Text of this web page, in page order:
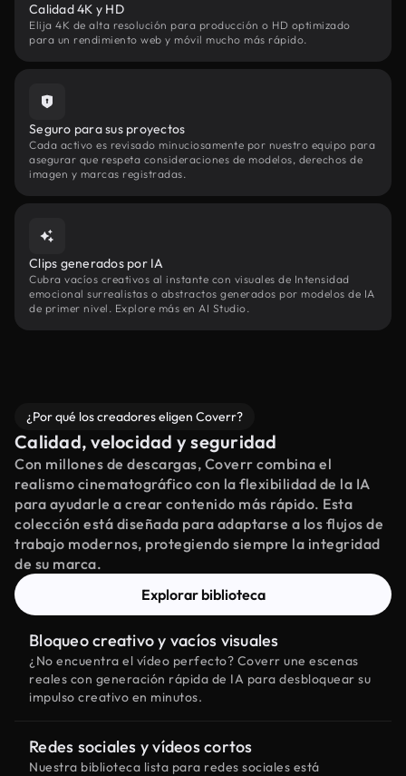
Calidad 4K y HD
Elija 4K de alta resolución para producción o HD optimizado
para un rendimiento web y móvil mucho más rápido.
Seguro para sus proyectos
Cada activo es revisado minuciosamente por nuestro equipo para
asegurar que respeta consideraciones de modelos, derechos de
imagen y marcas registradas.
Clips generados por IA
Cubra vacíos creativos al instante con visuales de Intensidad
emocional surrealistas o abstractos generados por modelos de IA
de primer nivel. Explore más en AI Studio.
¿Por qué los creadores eligen Coverr?
Calidad, velocidad y seguridad
Con millones de descargas, Coverr combina el
realismo cinematográfico con la flexibilidad de la IA
para ayudarle a crear contenido más rápido. Esta
colección está diseñada para adaptarse a los flujos de
trabajo modernos, protegiendo siempre la integridad
de su marca.
Explorar biblioteca
Bloqueo creativo y vacíos visuales
¿No encuentra el vídeo perfecto? Coverr une escenas
reales con generación rápida de IA para desbloquear su
impulso creativo en minutos.
Redes sociales y vídeos cortos
Nuestra biblioteca lista para redes sociales está